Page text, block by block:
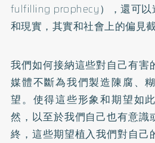
fulfilling prophecy），還可以
和現實，其實和社會上的偏見截
我們如何接納這些對自己有害
媒體不斷為我們製造陳腐、
望。使得這些形象和期望如
然，以至於我們自己也有意識
終，這些期望植入我們對自己